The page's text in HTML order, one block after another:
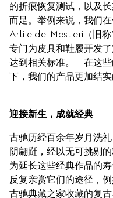
的折痕恢复测试，以及
而足。举例来说，我们
Arti e dei Mestieri（旧
专门为皮具和鞋履开发
达到相关标准。    在这
下，我们的产品更加结
迎接新生，成就经典
古驰历经百余年岁月洗
阴翩跹，经以无可挑剔
为延长这些经典作品的
反复亲赏它们的途径，
古驰典藏之家收藏的复